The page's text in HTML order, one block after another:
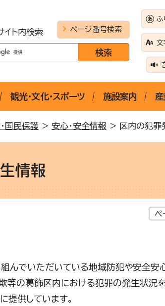
イト内検索 ページ番号検索
ふ
文
観光・文化・スポーツ 施設案内 産
国民保護 > 安心・安全情報 > 区内の犯罪
情報
ペ
んでいただいている地域防犯や安全安
等の葛飾区内における犯罪の発生状況
提供しています。